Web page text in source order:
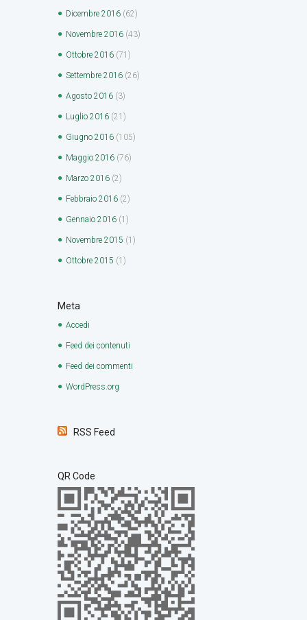
Dicembre 2016 (62)
Novembre 2016 (43)
Ottobre 2016 (71)
Settembre 2016 (26)
Agosto 2016 (3)
Luglio 2016 (21)
Giugno 2016 (105)
Maggio 2016 (76)
Marzo 2016 (2)
Febbraio 2016 (2)
Gennaio 2016 (1)
Novembre 2015 (1)
Ottobre 2015 (1)
Meta
Accedi
Feed dei contenuti
Feed dei commenti
WordPress.org
RSS Feed
QR Code